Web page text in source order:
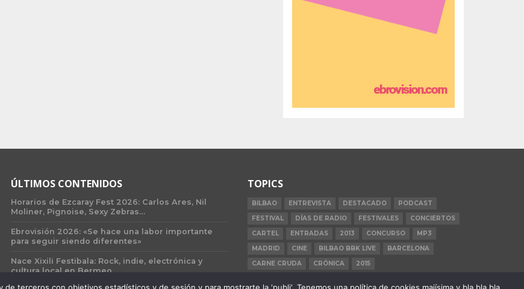
ÚLTIMOS CONTENIDOS
Horarios de Ezcaray Fest 2026: Carlos Ares, Nil
Moliner, Pignoise, Sexy Zebras…
Ebrovisión 2026: «Se hace una labor importante
para seguir siendo diferentes»
Nace Xixili Festibala: Rock, indie, electrónica y
cultura local en Bermeo
TOPICS
BILBAO ENTREVISTA DESTACADO
PODCAST
FESTIVAL
DÍAS DE RADIO FESTIVALES
CONCIERTOS
CARTEL
ENTRADAS 2013 CONCURSO
MP3
MADRID
CINE BILBAO BBK LIVE
BARCELONA
CARNE CRUDA
CRÓNICA 2015